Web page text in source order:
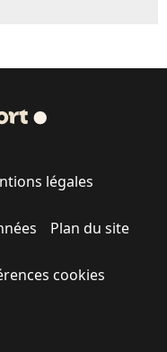
légales
Plan du site
cookies